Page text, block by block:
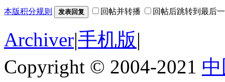
本版积分规则 发表回复 回帖并转播 回帖后跳转到最后
Archiver|手机版|
Copyright © 2004-2021